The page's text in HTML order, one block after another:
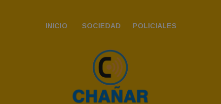
INICIO SOCIEDAD POLICIALES